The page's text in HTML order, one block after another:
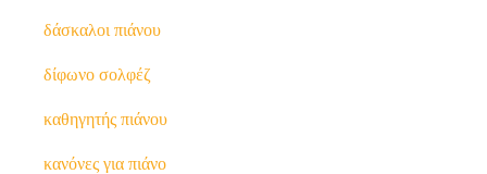
δάσκαλοι πιάνου
δίφωνο σολφέζ
καθηγητής πιάνου
κανόνες για πιάνο